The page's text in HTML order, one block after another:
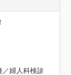
／婦人科検診